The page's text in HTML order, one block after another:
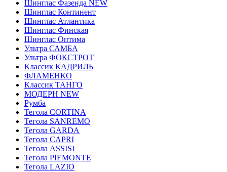
Шинглас Фазенда NEW
Шинглас Континент
Шинглас Атлантика
Шинглас Финская
Шинглас Оптима
Ультра САМБА
Ультра ФОКСТРОТ
Классик КАДРИЛЬ
ФЛАМЕНКО
Классик ТАНГО
МОДЕРН NEW
Румба
Тегола CORTINA
Тегола SANREMO
Тегола GARDA
Тегола CAPRI
Тегола ASSISI
Тегола PIEMONTE
Тегола LAZIO